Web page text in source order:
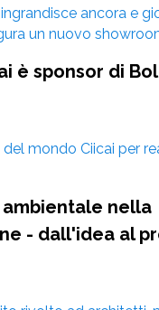
ancora e
un nuovo
è sponsor di
mondo Ciicai per
nella
- dall'idea al